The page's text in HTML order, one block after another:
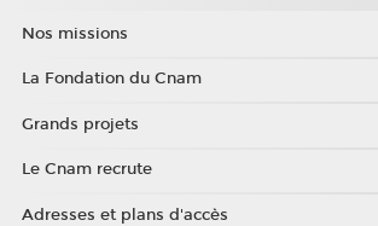
Nos missions
La Fondation du Cnam
Grands projets
Le Cnam recrute
Adresses et plans d'accès